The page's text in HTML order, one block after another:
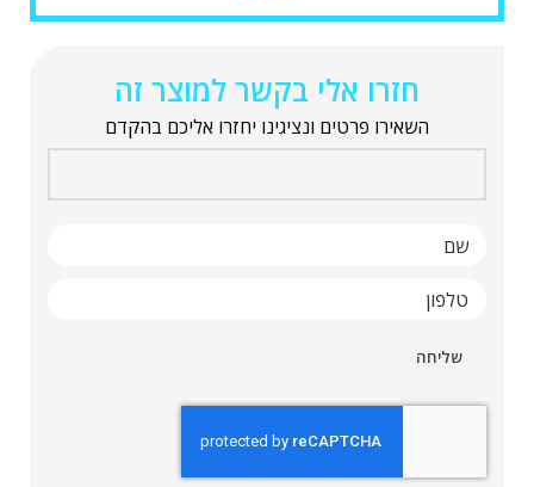
חזרו אלי בקשר למוצר זה
השאירו פרטים ונציגינו יחזרו אליכם בהקדם